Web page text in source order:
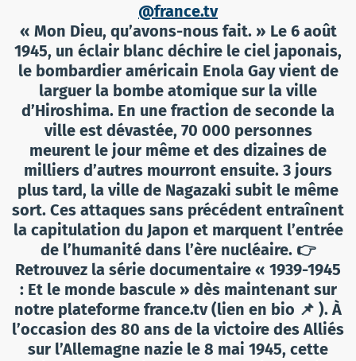
@france.tv
« Mon Dieu, qu’avons-nous fait. » Le 6 août
1945, un éclair blanc déchire le ciel japonais,
le bombardier américain Enola Gay vient de
larguer la bombe atomique sur la ville
d’Hiroshima. En une fraction de seconde la
ville est dévastée, 70 000 personnes
meurent le jour même et des dizaines de
milliers d’autres mourront ensuite. 3 jours
plus tard, la ville de Nagazaki subit le même
sort. Ces attaques sans précédent entraînent
la capitulation du Japon et marquent l’entrée
de l’humanité dans l’ère nucléaire. 👉
Retrouvez la série documentaire « 1939-1945
: Et le monde bascule » dès maintenant sur
notre plateforme france.tv (lien en bio 📌 ). À
l’occasion des 80 ans de la victoire des Alliés
sur l’Allemagne nazie le 8 mai 1945, cette